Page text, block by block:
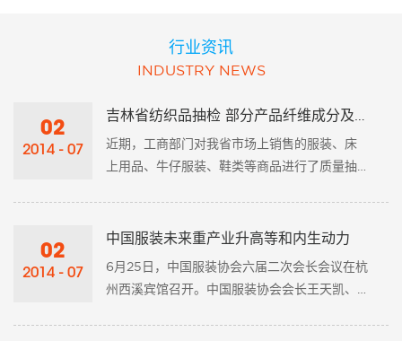
行业资讯
INDUSTRY NEWS
02
2014 - 07
近期，工商部门对我省市场上销售的服装、床
上用品、牛仔服装、鞋类等商品进行了质量抽
业向消费者明示产品成分的较直接的方式，也
标识》标准要求。但在这......
02
2014 - 07
中国服装未来重产业升高等和内生动力
6月25日，中国服装协会六届二次会长会议在杭
州西溪宾馆召开。中国服装协会会长王天凯、